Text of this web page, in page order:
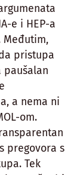
e i HEP-a
pristupa
paušalan
a nema ni
om.
pregovora s
Tek